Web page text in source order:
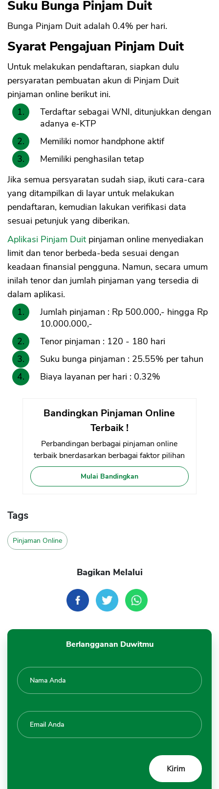
Suku Bunga Pinjam Duit
Bunga Pinjam Duit adalah 0.4% per hari.
Syarat Pengajuan Pinjam Duit
Untuk melakukan pendaftaran, siapkan dulu
persyaratan pembuatan akun di Pinjam Duit
pinjaman online berikut ini.
Terdaftar sebagai WNI, ditunjukkan dengan
adanya e-KTP
Memiliki nomor handphone aktif
Memiliki penghasilan tetap
Jika semua persyaratan sudah siap, ikuti cara-cara
yang ditampilkan di layar untuk melakukan
pendaftaran, kemudian lakukan verifikasi data
sesuai petunjuk yang diberikan.
Aplikasi Pinjam Duit pinjaman online menyediakan
limit dan tenor berbeda-beda sesuai dengan
keadaan finansial pengguna. Namun, secara umum
inilah tenor dan jumlah pinjaman yang tersedia di
dalam aplikasi.
Jumlah pinjaman : Rp 500.000,- hingga Rp
10.000.000,-
Tenor pinjaman : 120 - 180 hari
Suku bunga pinjaman : 25.55% per tahun
Biaya layanan per hari : 0.32%
Bandingkan Pinjaman Online
Terbaik !
Perbandingan berbagai pinjaman online
terbaik bnerdasarkan berbagai faktor pilihan
Mulai Bandingkan
Tags
Pinjaman Online
Bagikan Melalui
Berlangganan Duwitmu
OK
CANCEL